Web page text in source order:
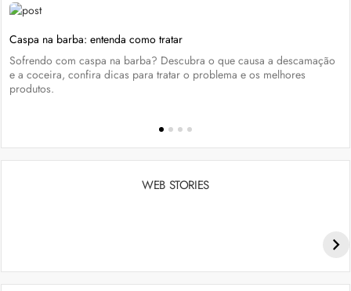
Caspa na barba: entenda como tratar
Sofrendo com caspa na barba? Descubra o que causa a descamação
e a coceira, confira dicas para tratar o problema e os melhores
produtos.
WEB STORIES